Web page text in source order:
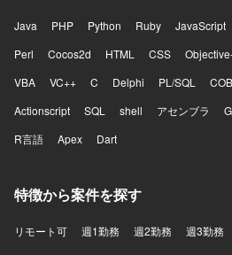
Java PHP Python Ruby JavaScript
Perl
Cocos2d HTML CSS
VBA
VC++ C Delphi PL/SQL
Actionscript
SQL shell アセンブラ
R言語
Apex Dart
特徴から案件を探す
リモート可 週1勤務 週2勤務 週3勤務